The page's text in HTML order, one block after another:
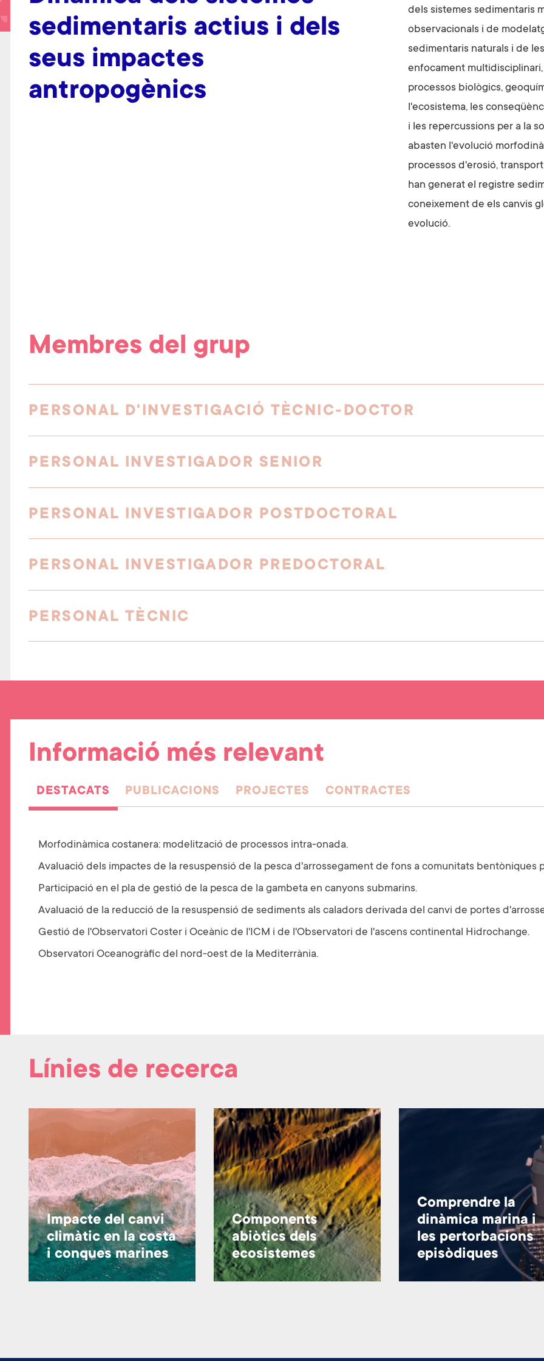
sedimentaris actius i dels
seus impactes
antropogènics
dels sistemes sedimentaris
observacionals i de
sedimentaris naturals i de
enfocament
processos biològics,
l'ecosistema, les
i les repercussions per a la
abasten l'evolució
processos d'erosió,
han generat el registre
coneixement de els canvis
evolució.
Membres del grup
PERSONAL D'INVESTIGACIÓ TÈCNIC-DOCTOR
PERSONAL INVESTIGADOR SENIOR
PERSONAL INVESTIGADOR POSTDOCTORAL
PERSONAL INVESTIGADOR PREDOCTORAL
PERSONAL TÈCNIC
Informació més relevant
DESTACATS
(
E
S
T
Y
A
A
PUBLICACIONS PROJECTES CONTRACTES
Morfodinàmica costanera: modelització de processos intra-onada.
Avaluació dels impactes de la resuspensió de la pesca d'arrossegament de fons a comunitats bentòniques
Participació en el pla de gestió de la pesca de la gambeta en canyons submarins.
Avaluació de la reducció de la resuspensió de sediments als caladors derivada del canvi de portes
Gestió de l'Observatori Coster i Oceànic de l'ICM i de l'Observatori de l'ascens continental Hidrochange.
Observatori Oceanogràfic del nord-oest de la Mediterrània.
Línies de recerca
Impacte del canvi
climàtic en la costa
i conques marines
Components
abiòtics dels
ecosistemes
Comprendre la
dinàmica marina i
les pertorbacions
episòdiques